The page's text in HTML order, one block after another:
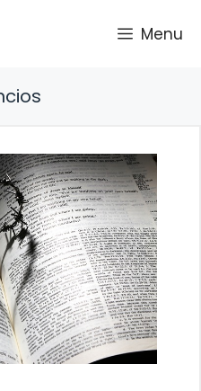
Menu